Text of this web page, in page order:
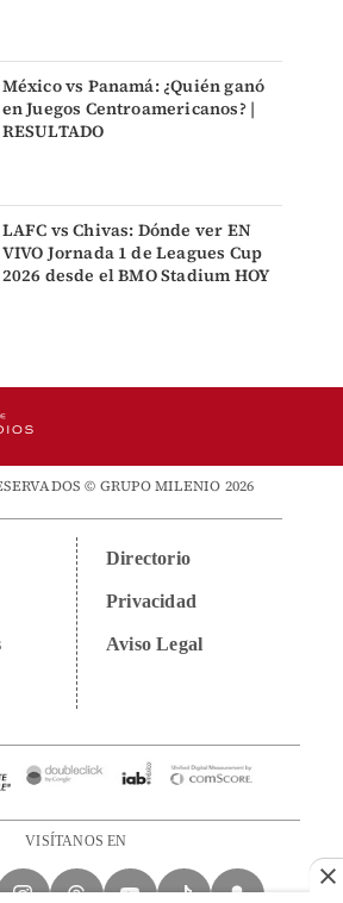
México vs Panamá: ¿Quién ganó
en Juegos Centroamericanos? |
RESULTADO
LAFC vs Chivas: Dónde ver EN
VIVO Jornada 1 de Leagues Cup
2026 desde el BMO Stadium HOY
© GRUPO MILENIO 2026
Directorio
Privacidad
Aviso Legal
VISÍTANOS EN